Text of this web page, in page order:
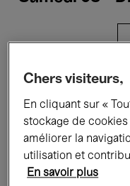
Tous les
Expositions
Rencontres &
Chers visiteurs,
En cliquant sur «
stockage de
améliorer la
utilisation et
En savoir plus